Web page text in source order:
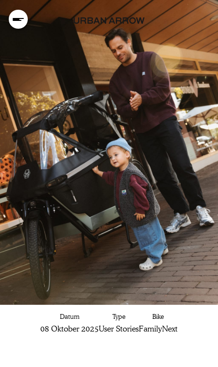
Urban Arrow
Tales: Family
Datum
08 Oktober 2025
Type
User Stories
Bike
FamilyNext